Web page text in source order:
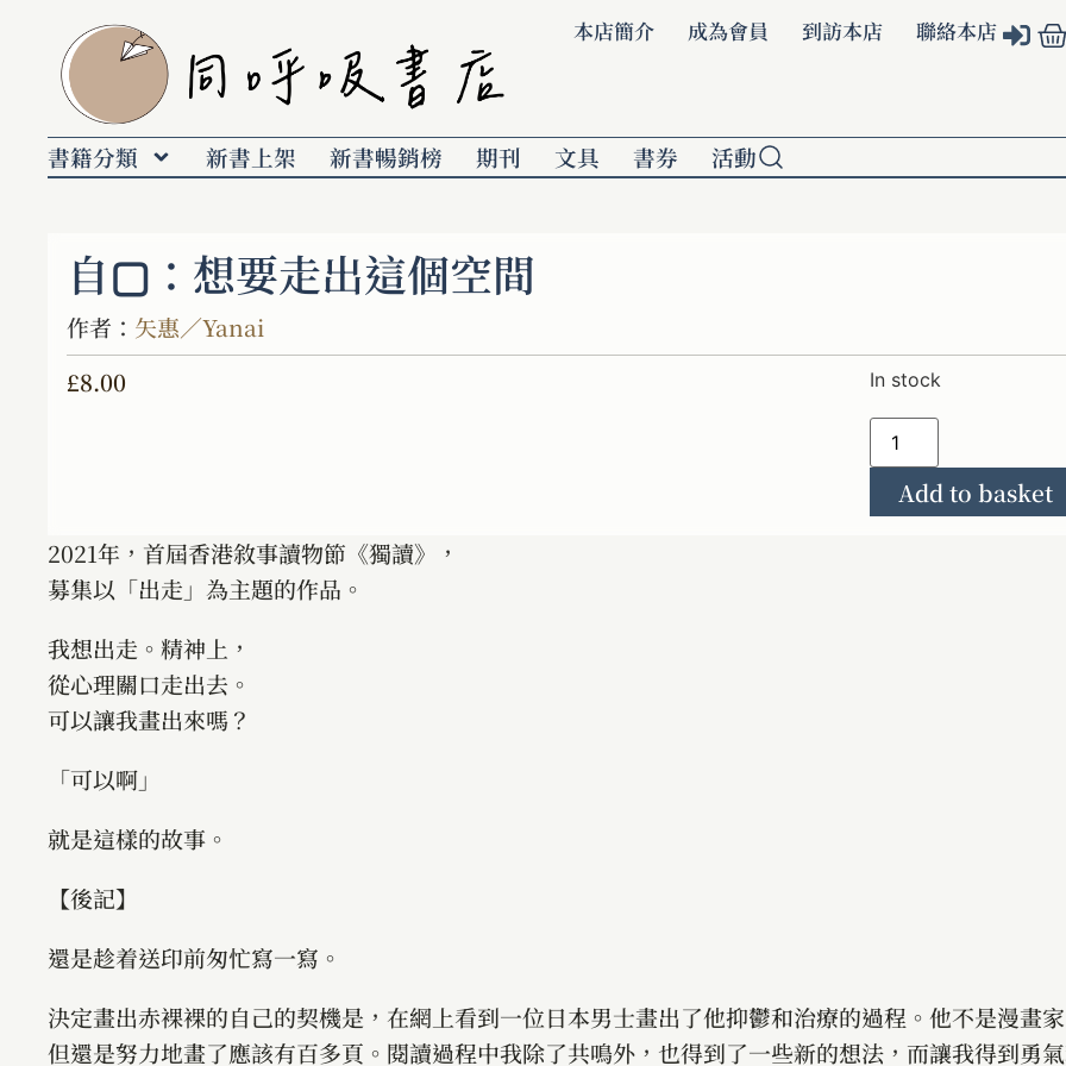
本店簡介 成為會員 到訪本店 聯絡本店
書籍分類 新書上架 新書暢銷榜 期刊 文具 書券 活動
自▢：想要走出這個空間
作者： 矢惠／Yanai
£8.00 In stock
Add to basket
2021年，首屆香港敘事讀物節《獨讀》，
募集以「出走」為主題的作品。
我想出走。精神上，
從心理關口走出去。
可以讓我畫出來嗎？
「可以啊」
就是這樣的故事。
【後記】
還是趁着送印前匆忙寫一寫。
決定畫出赤裸裸的自己的契機是，在網上看到一位日本男士畫出了他抑鬱和治療的過程。他不是漫畫
但還是努力地畫了應該有百多頁。閱讀過程中我除了共鳴外，也得到了一些新的想法，而讓我得到勇